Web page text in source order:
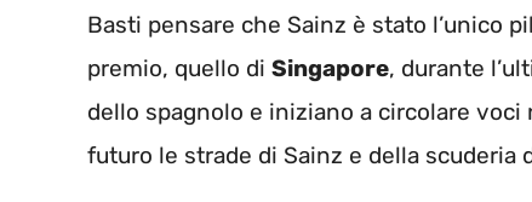
Basti pensare che Sainz è stato l’unico
premio, quello di Singapore, durante
dello spagnolo e iniziano a circolare
futuro le strade di Sainz e della scuderia